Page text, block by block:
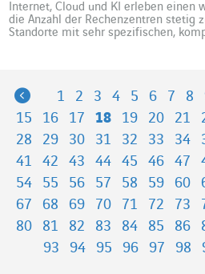
Internet, Cloud und KI erleben einen
die Anzahl der Rechenzentren stetig
Standorte mit sehr spezifischen,
Previous
1 2 3 4 5 6 7 8
15
16 17 18 19 20 21
28
29 30 31 32 33 34
41
42 43 44 45 46 47
54
55 56 57 58 59 60
67
68 69 70 71 72 73
80
81 82 83 84 85 86
93
94 95 96 97 98